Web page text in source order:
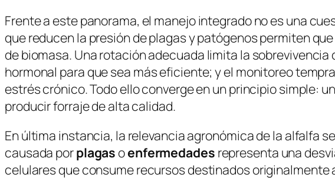
Frente a este panorama, el manejo integrado no es una
que reducen la presión de plagas y patógenos permiten
de biomasa. Una rotación adecuada limita la
hormonal para que sea más eficiente; y el monitoreo
estrés crónico. Todo ello converge en un principio simple:
producir forraje de alta calidad.
En última instancia, la relevancia agronómica de la alfalfa
causada porplagasoenfermedades representa una
celulares que consume recursos destinados